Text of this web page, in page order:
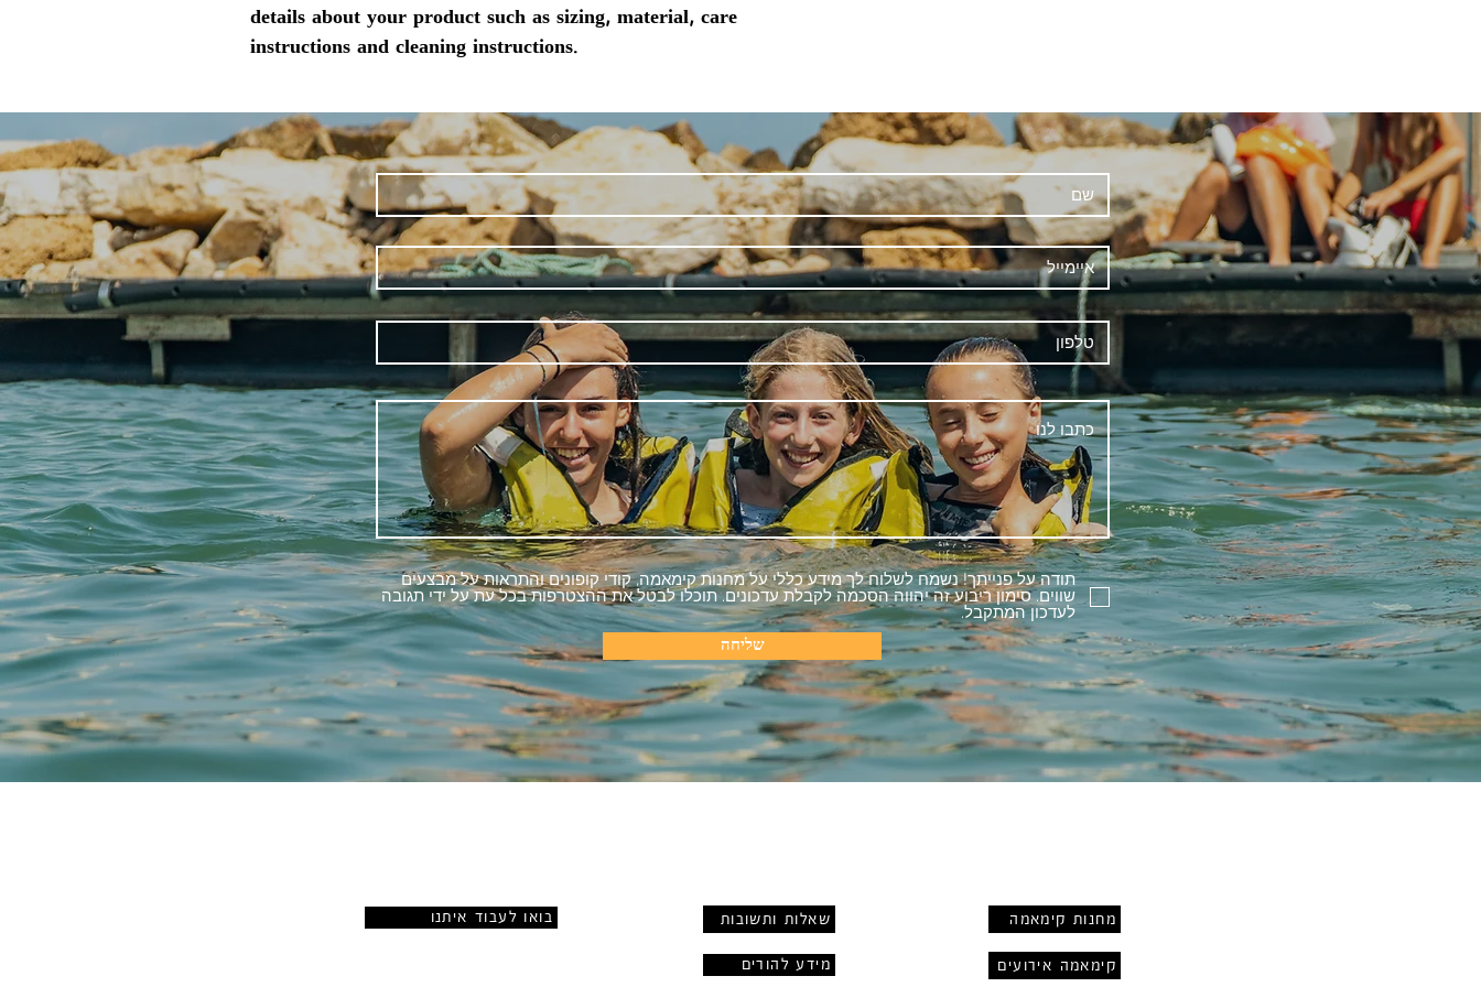
details about your product such as sizing, material, care
instructions and cleaning instructions.
תודה על פנייתך! נשמח לשלוח לך מידע כללי על מחנות קימאמה, קודי קופונים והתראות על מבצעים
שווים. סימון ריבוע זה יהווה הסכמה לקבלת עדכונים. תוכלו לבטל את ההצטרפות בכל עת על ידי תגובה
לעדכון המתקבל.
שליחה
בואו לעבוד איתנו שאלות ותשובות
מידע להורים
מחנות קימאמה
קימאמה אירועים